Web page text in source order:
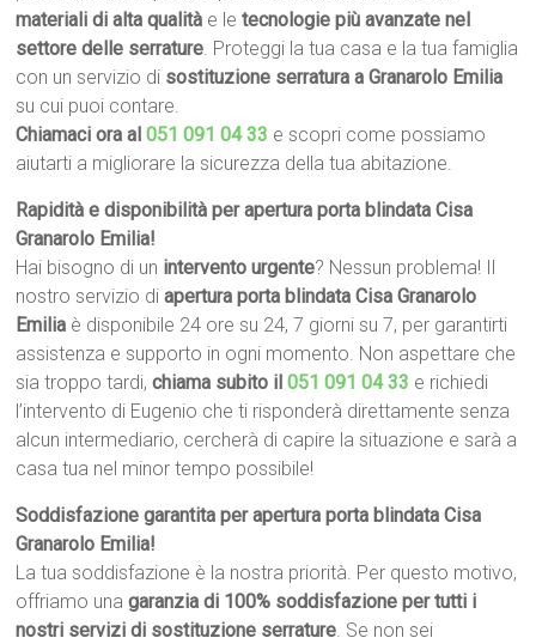
materiali di alta qualità e letecnologie più avanzate nel
settore delle serrature. Proteggi la tua casa e la tua famiglia
con un servizio di sostituzione serratura a Granarolo Emilia
su cui puoi contare.
Chiamaci ora al051 091 04 33 e scopri come possiamo
aiutarti a migliorare la sicurezza della tua abitazione.
Rapidità e disponibilità per apertura porta blindata Cisa
Granarolo Emilia!
Hai bisogno di un intervento urgente? Nessun problema! Il
nostro servizio diapertura porta blindata Cisa Granarolo
Emilia è disponibile 24 ore su 24, 7 giorni su 7, per garantirti
assistenza e supporto in ogni momento. Non aspettare che
sia troppo tardi,chiama subito il051 091 04 33 e richiedi
l’intervento di Eugenio che ti risponderà direttamente senza
alcun intermediario, cercherà di capire la situazione e sarà a
casa tua nel minor tempo possibile!
Soddisfazione garantita per apertura porta blindata Cisa
Granarolo Emilia!
La tua soddisfazione è la nostra priorità. Per questo motivo,
offriamo unagaranzia di 100% soddisfazione per tutti i
nostri servizi di sostituzione serrature. Se non sei